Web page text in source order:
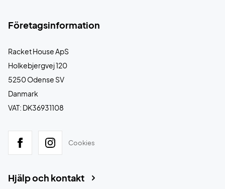
Företagsinformation
Racket House ApS
Holkebjergvej 120
5250 Odense SV
Danmark
VAT: DK36931108
Cookies
Hjälp och kontakt